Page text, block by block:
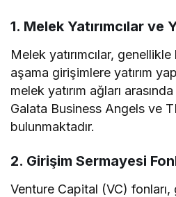
1. Melek Yatırımcılar ve
Melek yatırımcılar,
aşama girişimlere yatırım
melek yatırım ağları
Galata Business Angels ve
bulunmaktadır.
2. Girişim Sermayesi
Venture Capital (VC)